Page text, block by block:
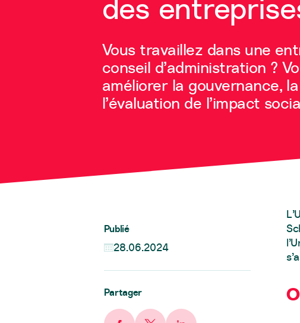
des
Vous travaillez dans une
conseil d’administration ?
améliorer la gouvernance,
l’évaluation de l’impact
Publié
28.06.2024
Partager